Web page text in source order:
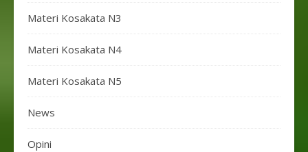
Materi Kosakata N3
Materi Kosakata N4
Materi Kosakata N5
News
Opini